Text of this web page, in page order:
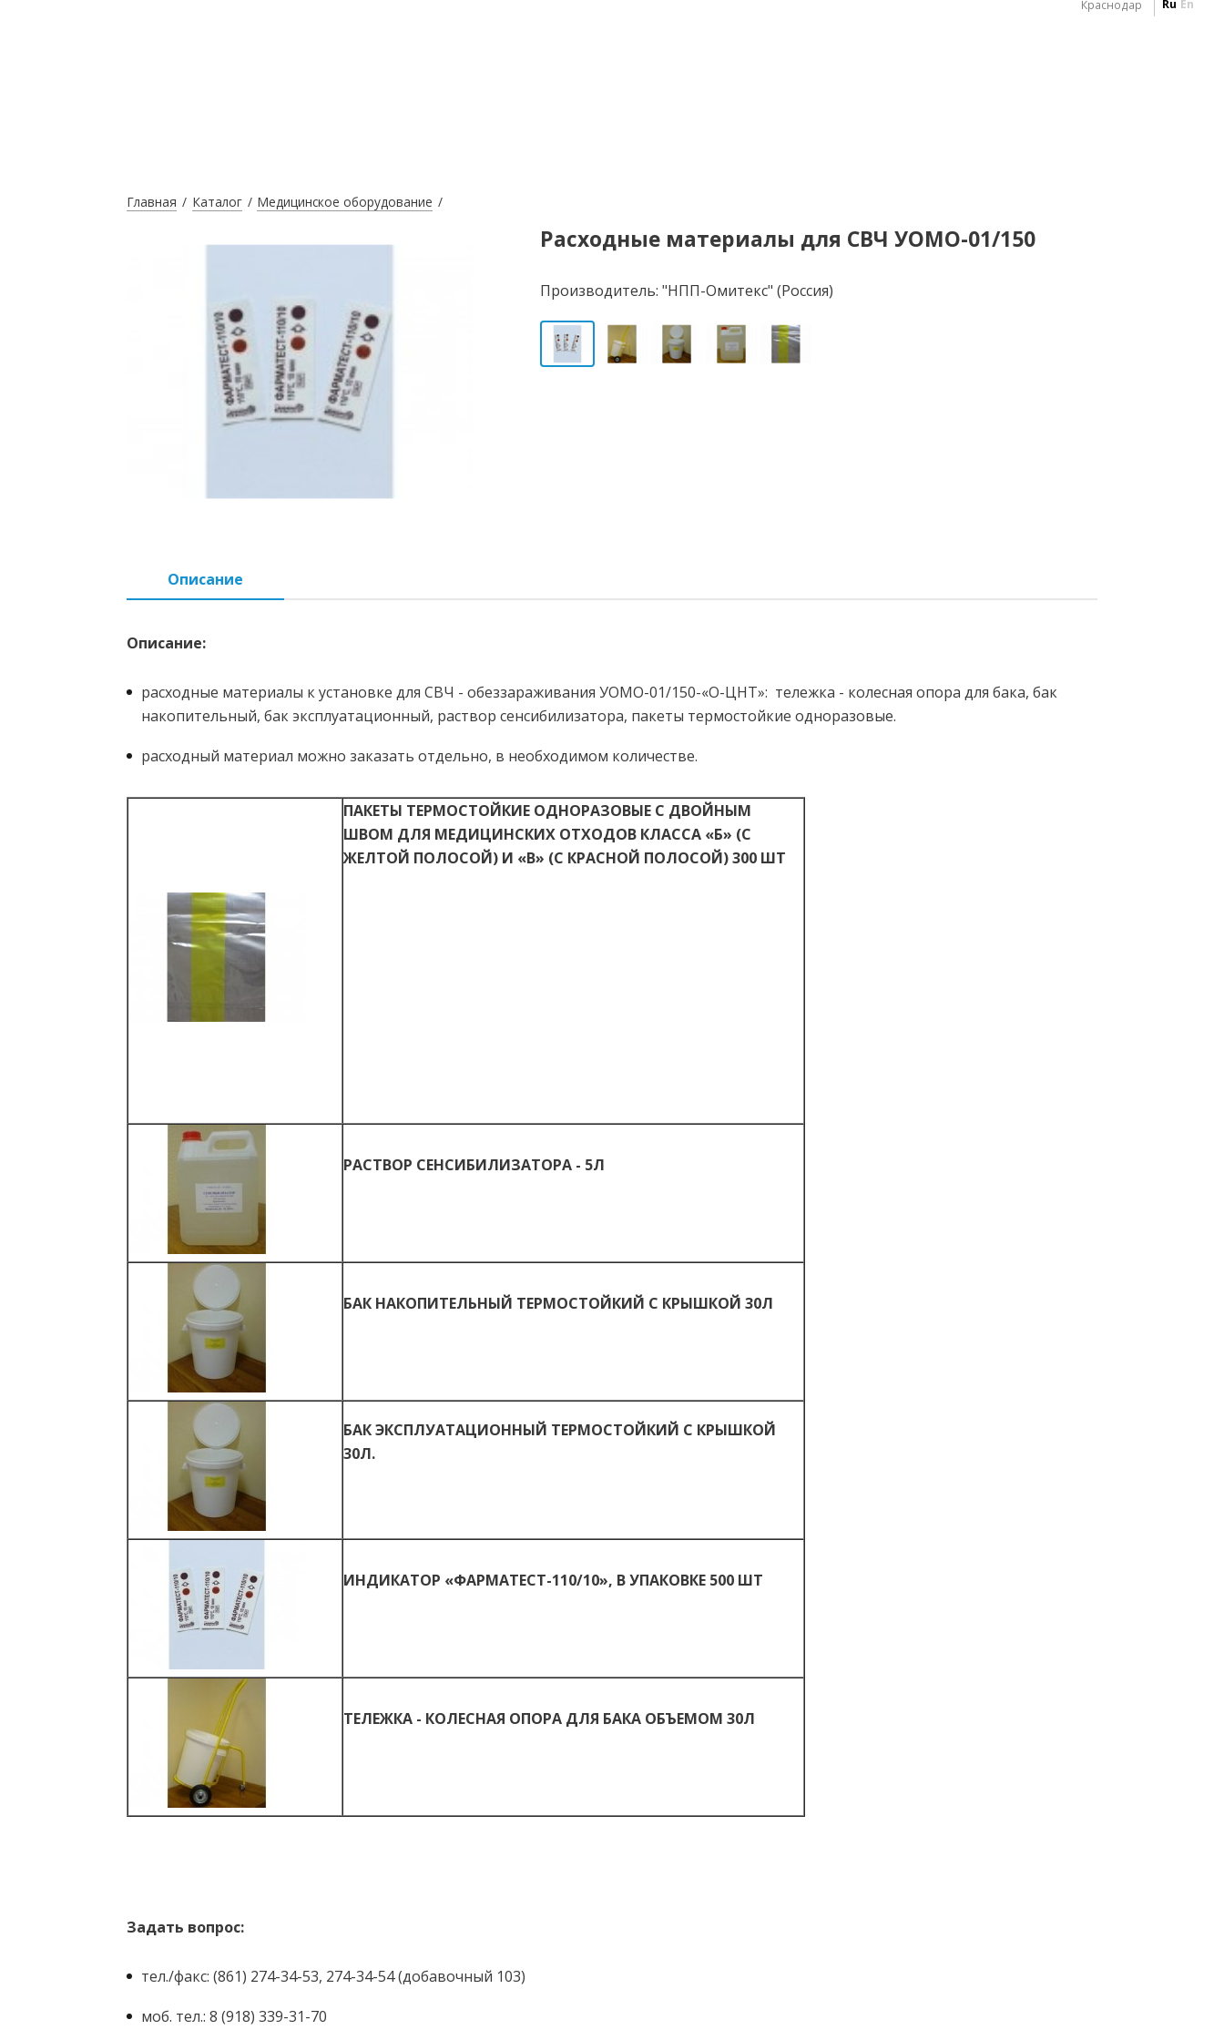
Краснодар Ru En
Главная Каталог Медицинское оборудование
Расходные материалы для СВЧ УОМО-01/150
Производитель: "НПП-Омитекс" (Россия)
Описание
Описание:
расходные материалы к установке для СВЧ - обеззараживания УОМО-01/150-«О-ЦНТ»: тележка - колесная опора для бака, бак
накопительный, бак эксплуатационный, раствор сенсибилизатора, пакеты термостойкие одноразовые.
расходный материал можно заказать отдельно, в необходимом количестве.
ПАКЕТЫ ТЕРМОСТОЙКИЕ ОДНОРАЗОВЫЕ С ДВОЙНЫМ
ШВОМ ДЛЯ МЕДИЦИНСКИХ ОТХОДОВ КЛАССА «Б» (С
ЖЕЛТОЙ ПОЛОСОЙ) И «В» (С КРАСНОЙ ПОЛОСОЙ) 300 ШТ
РАСТВОР СЕНСИБИЛИЗАТОРА - 5Л
БАК НАКОПИТЕЛЬНЫЙ ТЕРМОСТОЙКИЙ С КРЫШКОЙ 30Л
БАК ЭКСПЛУАТАЦИОННЫЙ ТЕРМОСТОЙКИЙ С КРЫШКОЙ
30Л.
ИНДИКАТОР «ФАРМАТЕСТ-110/10», В УПАКОВКЕ 500 ШТ
ТЕЛЕЖКА - КОЛЕСНАЯ ОПОРА ДЛЯ БАКА ОБЪЕМОМ 30Л
Задать вопрос:
тел./факс: (861) 274-34-53, 274-34-54 (добавочный 103)
моб. тел.: 8 (918) 339-31-70